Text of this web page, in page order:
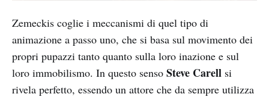
Zemeckis coglie i meccanismi di quel tipo di
animazione a passo uno, che si basa sul movimento dei
propri pupazzi tanto quanto sulla loro inazione e sul
loro immobilismo. In questo senso Steve Carell si
rivela perfetto, essendo un attore che da sempre utilizza